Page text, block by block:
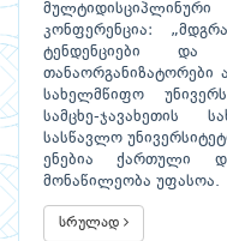
კონფერენცია:
ტენდენციები და
თანაორგანიზატორები
სახელმწიფო
სამცხე-ჯავახეთის
სასწავლო
ენებია ქართული
მონაწილეობა უფასოა.
სრულად